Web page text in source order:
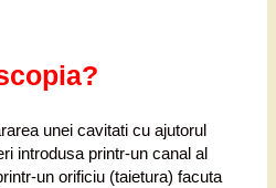
unei cavitati cu ajutorul
introdusa printr-un canal al
un orificiu (taietura) facuta